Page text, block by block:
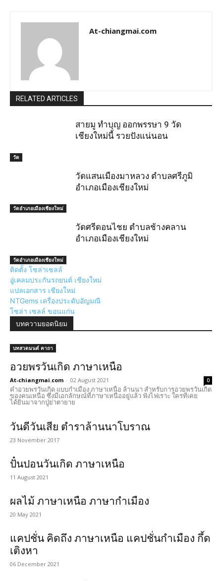
At-chiangmai.com
RELATED ARTICLES
วัด
สายมู ทำบุญ ออกพรรษา 9 วัด
เชียงใหม่นี้ รวยปังแน่นอน
วัดอำเภอเมืองเชียงใหม่
วัดแสนเมืองมาหลวง ตำบลศรีภูมิ
อำเภอเมืองเชียงใหม่
วัดอำเภอเมืองเชียงใหม่
วัดศรีดอนไชย ตำบลช้างคลาน
อำเภอเมืองเชียงใหม่
ติดตั้ง โซล่าเซลล์
อู่เคลมประกันรถยนต์ เชียงใหม่
แปลเอกสาร เชียงใหม่
NTGems เครื่องประดับอัญมณี
โซล่า เซลล์ ขอนแก่น
บทความยอดนิยม
บทสวดมนต์ คาถา
อวยพรวันเกิด ภาษาเหนือ
At-chiangmai.com - 02 August 2021 0
คำอวยพรวันเกิด แบบกำเมือง ภาษาเหนือ ล้านนา สำหรับการอวยพรวันเกิด
ของคนเหนือ ซึ่งมีเอกลักษณ์ที่ภาษาเหนืออยู่แล้ว ฟังไฟเราะ ใครทีเคย
ได้ยินมาจากปู่ย่าตายาย
วันดีวันเสีย ตำราล้านนาโบราณ
23 November 2017
ปั๋นปอนวันเกิด ภาษาเหนือ
11 August 2021
ผลไม้ ภาษาเหนือ ภาษากำเมือง
20 May 2021
แคปชั่น คิดถึง ภาษาเหนือ แคปชั่นกำเมือง กึ้ด
เติงหา
06 December 2021